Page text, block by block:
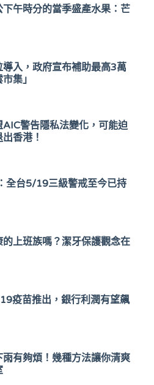
午時分的當季盛產水果：芒
入，政府宣布補助最高3萬
集」
警告隱私法變化，可能迫
香港！
全台5/19三級警戒至今已持
上班族嗎？潔牙保護觀念在
疫苗推出，銀行利潤有望飆
有夠煩！幾種方法讓你清爽